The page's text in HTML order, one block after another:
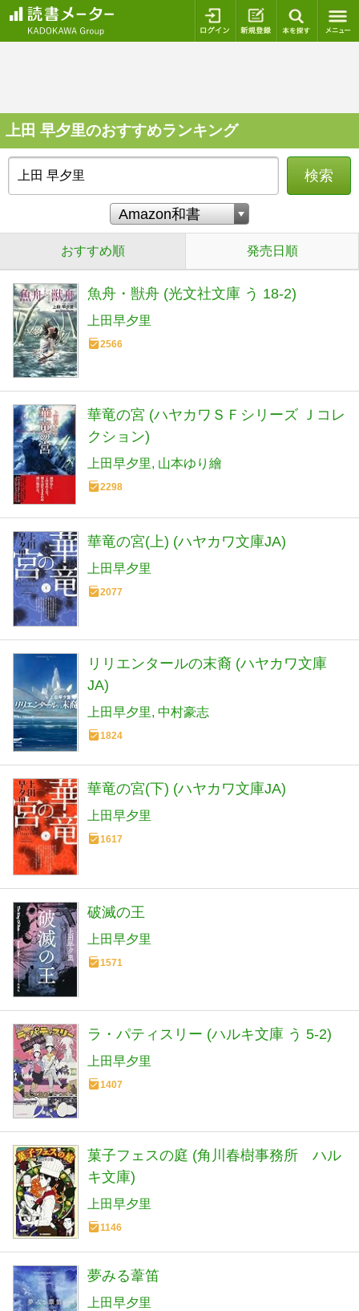
ログイン 新規登録
上田 早夕里のおすすめランキング
検索
おすすめ順 発売日順
魚舟・獣舟 (光文社文庫 う 18-2)
上田早夕里
2566
華竜の宮 (ハヤカワＳＦシリーズ Ｊコレ
クション)
上田早夕里 山本ゆり繪
2298
華竜の宮(上) (ハヤカワ文庫JA)
上田早夕里
2077
リリエンタールの末裔 (ハヤカワ文庫
JA)
上田早夕里 中村豪志
1824
華竜の宮(下) (ハヤカワ文庫JA)
上田早夕里
1617
破滅の王
上田早夕里
1571
ラ・パティスリー (ハルキ文庫 う 5-2)
上田早夕里
1407
菓子フェスの庭 (角川春樹事務所 ハル
キ文庫)
上田早夕里
1146
夢みる葦笛
上田早夕里